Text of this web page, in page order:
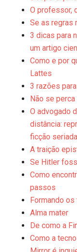
O professor,
Se as regras
3 dicas para
um artigo
Como e por
Lattes
3 razões
Não se
O advogado
distância:
ficção seriada
A traição
Se Hitler
Como
passos
Formando
Alma mater
De como a
Como a